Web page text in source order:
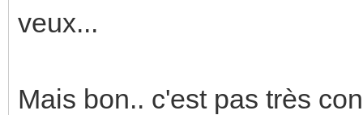
veux...
Mais bon.. c'est pas très